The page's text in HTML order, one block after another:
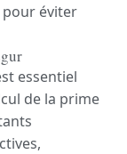
éviter
essentiel
de la prime